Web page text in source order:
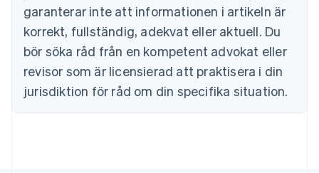
garanterar inte att informationen i artikeln är
korrekt, fullständig, adekvat eller aktuell. Du
bör söka råd från en kompetent advokat eller
revisor som är licensierad att praktisera i din
jurisdiktion för råd om din specifika situation.
English
Fastlandskina
简体中文English
Finland
Frankrike
FrançaisEnglish